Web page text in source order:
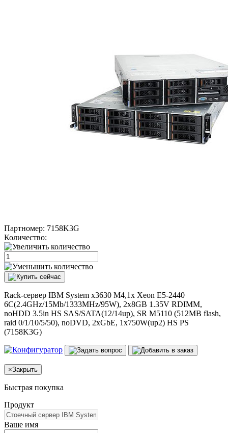
Партномер: 7158K3G
Количество:
Rack-сервер IBM System x3630 M4,1x Xeon E5-2440
6C(2.4GHz/15Mb/1333MHz/95W), 2x8GB 1.35V RDIMM,
noHDD 3.5in HS SAS/SATA(12/14up), SR M5110 (512MB flash,
raid 0/1/10/5/50), noDVD, 2xGbE, 1x750W(up2) HS PS
(7158K3G)
×Закрыть
Быстрая покупка
Продукт
Ваше имя